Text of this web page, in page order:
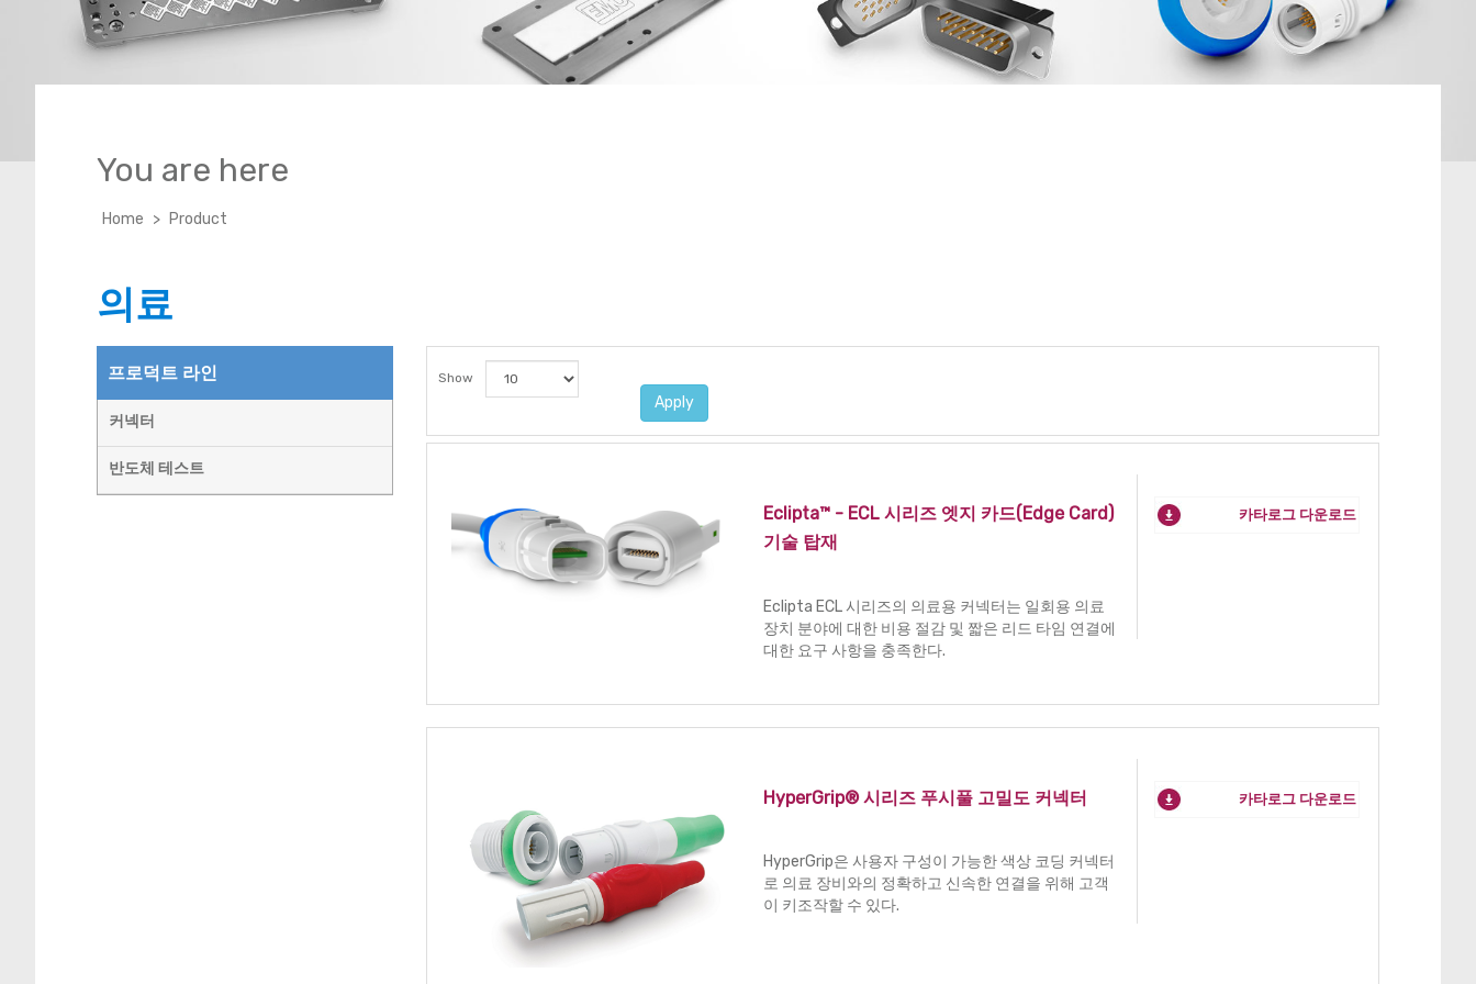
고속 데이터 커넥터
You are here
Home > Product
의료
프로덕트 라인
커넥터
반도체 테스트
Show
Apply
Eclipta™ - ECL 시리즈 엣지 카드(Edge Card)
기술 탑재
Eclipta ECL 시리즈의 의료용 커넥터는 일회용 의료
장치 분야에 대한 비용 절감 및 짧은 리드 타임 연결에
대한 요구 사항을 충족한다.
카타로그 다운로드
HyperGrip® 시리즈 푸시풀 고밀도 커넥터
HyperGrip은 사용자 구성이 가능한 색상 코딩 커넥터
로 의료 장비와의 정확하고 신속한 연결을 위해 고객
이 키조작할 수 있다.
카타로그 다운로드